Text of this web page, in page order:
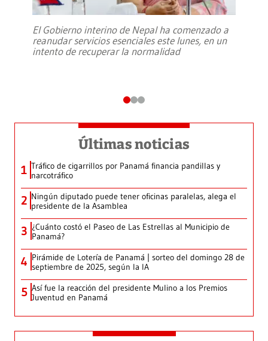
El Gobierno interino de Nepal ha comenzado a
reanudar servicios esenciales este lunes, en un
intento de recuperar la normalidad
Últimas noticias
1 Tráfico de cigarrillos por Panamá financia pandillas y
narcotráfico
2 Ningún diputado puede tener oficinas paralelas, alega el
presidente de la Asamblea
3 ¿Cuánto costó el Paseo de Las Estrellas al Municipio de
Panamá?
4 Pirámide de Lotería de Panamá | sorteo del domingo 28 de
septiembre de 2025, según la IA
5 Así fue la reacción del presidente Mulino a los Premios
Juventud en Panamá